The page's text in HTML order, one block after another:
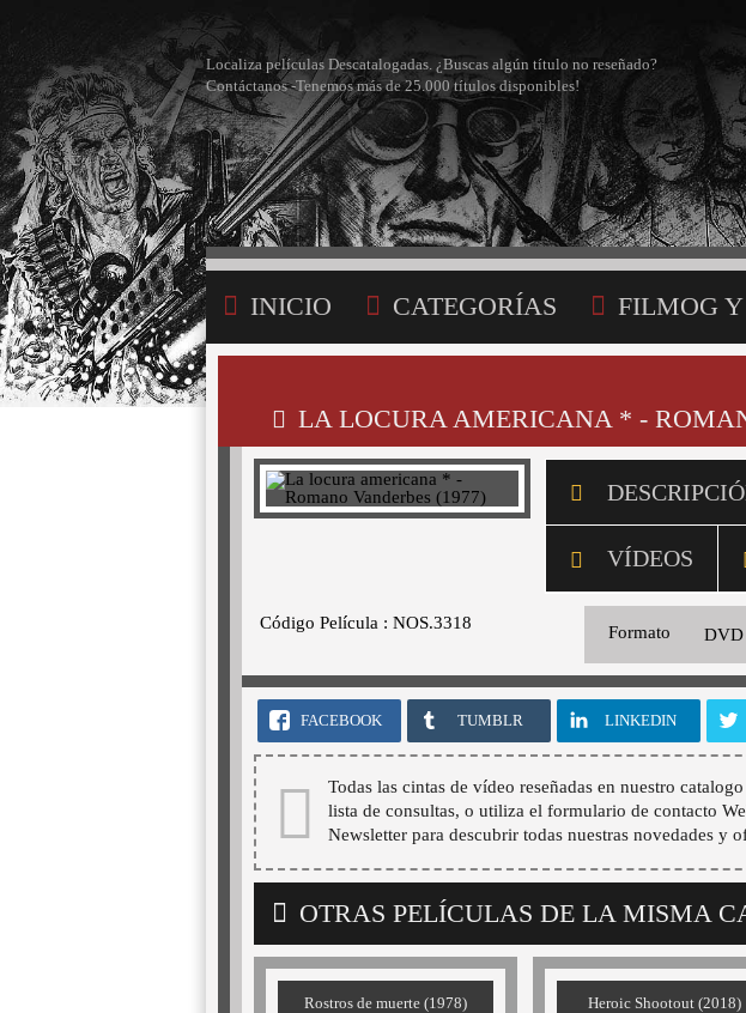
Localiza películas Descatalogadas. ¿Buscas algún título no reseñado?
Contáctanos -Tenemos más de 25.000 títulos disponibles!
INICIO CATEGORÍAS FILMOG
LA LOCURA AMERICANA * -
VÍDEOS
Código Película : NOS.3318
Formato DVD
FACEBOOK TUMBLR LINKEDIN
Todas las cintas de vídeo reseñadas en nuestro
lista de consultas, o utiliza el formulario de contacto
Newsletter para descubrir todas nuestras novedades y
OTRAS PELÍCULAS DE LA MISMA
Rostros de muerte (1978) Heroic Shootout (2018)